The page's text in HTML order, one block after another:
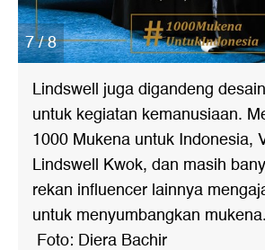
7 / 8
Lindswell juga digandeng
untuk kegiatan kemanusiaan.
1000 Mukena untuk Indonesia,
Lindswell Kwok, dan masih
rekan influencer lainnya
untuk menyumbangkan mukena.
Foto: Diera Bachir